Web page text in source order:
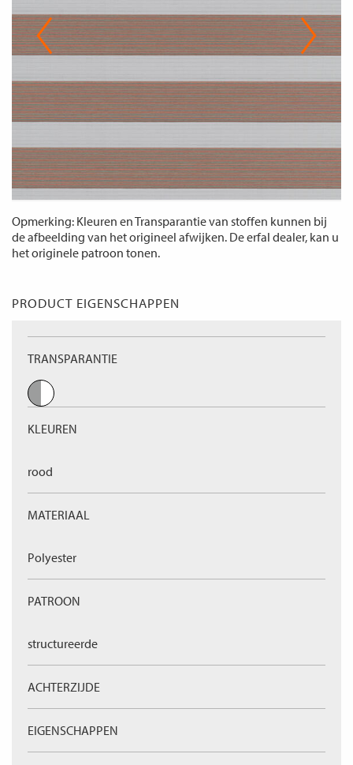
Opmerking: Kleuren en Transparantie van stoffen kunnen bij
de afbeelding van het origineel afwijken. De erfal dealer, kan u
het originele patroon tonen.
PRODUCT EIGENSCHAPPEN
TRANSPARANTIE
KLEUREN
rood
MATERIAAL
Polyester
PATROON
structureerde
ACHTERZIJDE
EIGENSCHAPPEN